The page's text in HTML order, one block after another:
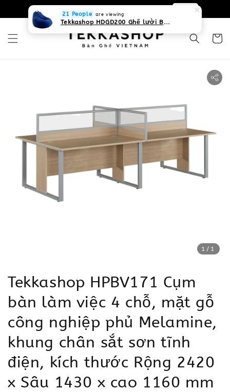
0931268840 Liên hệ với chúng tôi
1 /1
Tekkashop HPBV171 Cụm
bàn làm việc 4 chỗ, mặt gỗ
công nghiệp phủ Melamine,
khung chân sắt sơn tĩnh
điện, kích thước Rộng 2420
x Sâu 1430 x cao 1160 mm
21 People are viewing
Tekkashop HDGD200 Ghế lười Beanbag form truyền thống, chất liệu Olefin canvas kháng nước, màu xanh biển, có thể sử dụng trong nhà và cả ngoài trời, có quai xách